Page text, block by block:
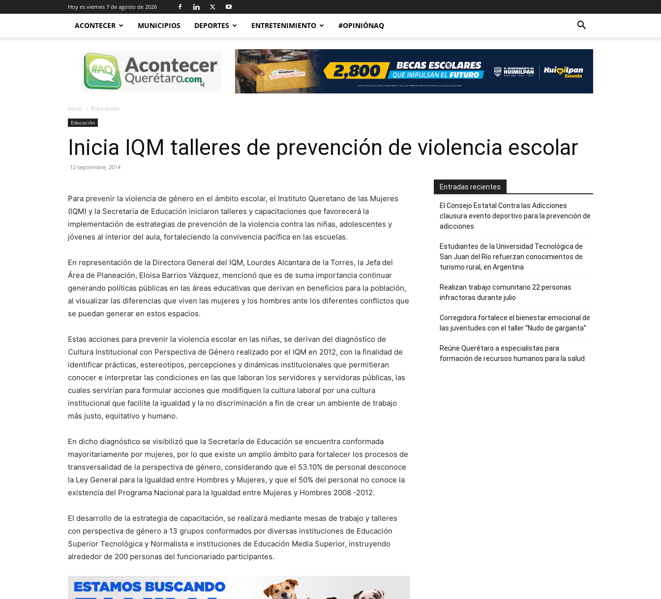
Hoy es viernes 7 de agosto de 2026
ACONTECER MUNICIPIOS DEPORTES ENTRETENIMIENTO #OPINIÓNAQ
Acontecer
Querétaro
Inicio Educación
Educación
Inicia IQM talleres de prevención de violencia escolar
12 septiembre, 2014
Para prevenir la violencia de género en el ámbito escolar, el Instituto Queretano de las Mujeres
(IQM) y la Secretaría de Educación iniciaron talleres y capacitaciones que favorecerá la
implementación de estrategias de prevención de la violencia contra las niñas, adolescentes y
jóvenes al interior del aula, fortaleciendo la convivencia pacífica en las escuelas.
En representación de la Directora General del IQM, Lourdes Alcantara de la Torres, la Jefa del
Área de Planeación, Eloisa Barrios Vázquez, mencionó que es de suma importancia continuar
generando políticas públicas en las áreas educativas que derivan en beneficios para la población,
al visualizar las diferencias que viven las mujeres y los hombres ante los diferentes conflictos que
se puedan generar en estos espacios.
Estas acciones para prevenir la violencia escolar en las niñas, se derivan del diagnóstico de
Cultura Institucional con Perspectiva de Género realizado por el IQM en 2012, con la finalidad de
identificar prácticas, estereotipos, percepciones y dinámicas institucionales que permitieran
conocer e interpretar las condiciones en las que laboran los servidores y servidoras públicas, las
cuales servirían para formular acciones que modifiquen la cultura laboral por una cultura
institucional que facilite la igualdad y la no discriminación a fin de crear un ambiente de trabajo
más justo, equitativo y humano.
En dicho diagnóstico se visibilizó que la Secretaría de Educación se encuentra conformada
mayoritariamente por mujeres, por lo que existe un amplio ámbito para fortalecer los procesos de
transversalidad de la perspectiva de género, considerando que el 53.10% de personal desconoce
la Ley General para la Igualdad entre Hombres y Mujeres, y que el 50% del personal no conoce la
existencia del Programa Nacional para la Igualdad entre Mujeres y Hombres 2008 -2012.
El desarrollo de la estrategia de capacitación, se realizará mediante mesas de trabajo y talleres
con perspectiva de género a 13 grupos conformados por diversas instituciones de Educación
Superior Tecnológica y Normalista e instituciones de Educación Media Superior, instruyendo
alrededor de 200 personas del funcionariado participantes.
Entradas recientes
El Consejo Estatal Contra las Adicciones
clausura evento deportivo para la prevención de
adicciones
Estudiantes de la Universidad Tecnológica de
San Juan del Río refuerzan conocimientos de
turismo rural, en Argentina
Realizan trabajo comunitario 22 personas
infractoras durante julio
Corregidora fortalece el bienestar emocional de
las juventudes con el taller ‘‘Nudo de garganta’’
Reúne Querétaro a especialistas para
formación de recursos humanos para la salud